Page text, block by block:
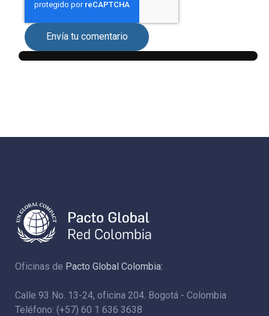
Envía tu comentario
Oficinas de Pacto Global Colombia:
Calle 93 No. 13-24, oficina 204. Bogotá - Colombia
Teléfono: (+57) 60 1 636 3638